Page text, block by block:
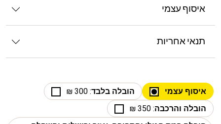
איסוף עצמי
תנאי אחריות
איסוף עצמי הובלה בלבד: 300 ₪
הובלה והרכבה: 350 ₪